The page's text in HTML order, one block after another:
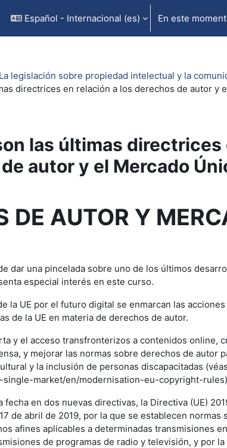
Español - Internacional ‎(es)‎ En este
legislación sobre propiedad intelectual y la
directrices en relación a los derechos de autor y
las últimas directrices
autor y el Mercado
DE AUTOR Y
dar una pincelada sobre uno de los últimos
especial interés en este curso.
la UE por el futuro digital se enmarcan las
de la UE en materia de derechos de autor.
y el acceso transfronterizos a contenidos online,
y mejorar las normas sobre derechos de autor
y la inclusión de personas discapacitadas
market/en/modernisation-eu-copyright-
fecha en dos nuevas directivas, la Directiva (UE)
de abril de 2019, por la que se establecen
afines aplicables a determinadas transmisiones
de programas de radio y televisión, y por